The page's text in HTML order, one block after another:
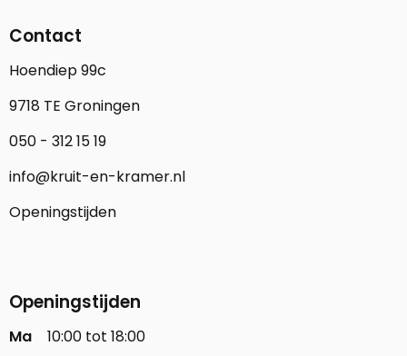
Contact
Hoendiep 99c
9718 TE Groningen
050 - 312 15 19
info@kruit-en-kramer.nl
Openingstijden
Openingstijden
Ma
10:00 tot 18:00